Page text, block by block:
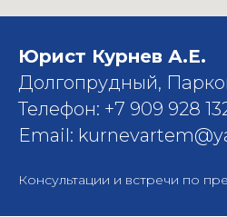
Юрист Курнев А.Е.
Долгопрудный,
Телефон: +7 909 928
Email:
Консультации и встречи по